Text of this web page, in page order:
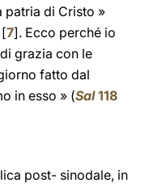
patria di Cristo »
7]. Ecco perché io
grazia con le
fatto dal
in esso » (Sal118
post- sinodale, in